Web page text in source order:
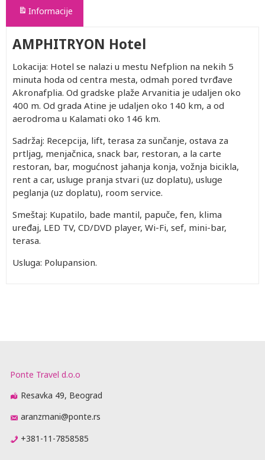
Informacije
AMPHITRYON Hotel
Lokacija: Hotel se nalazi u mestu Nefplion na nekih 5
minuta hoda od centra mesta, odmah pored tvrđave
Akronafplia. Od gradske plaže Arvanitia je udaljen oko
400 m. Od grada Atine je udaljen oko 140 km, a od
aerodroma u Kalamati oko 146 km.
Sadržaj: Recepcija, lift, terasa za sunčanje, ostava za
prtljag, menjačnica, snack bar, restoran, a la carte
restoran, bar, mogućnost jahanja konja, vožnja bicikla,
rent a car, usluge pranja stvari (uz doplatu), usluge
peglanja (uz doplatu), room service.
Smeštaj: Kupatilo, bade mantil, papuče, fen, klima
uređaj, LED TV, CD/DVD player, Wi-Fi, sef, mini-bar,
terasa.
Usluga: Polupansion.
Ponte Travel d.o.o
Resavka 49, Beograd
aranzmani@ponte.rs
+381-11-7858585